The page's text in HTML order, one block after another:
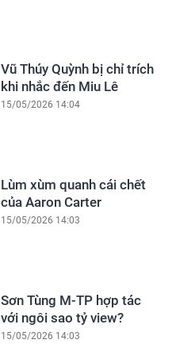
Vũ Thúy Quỳnh bị chỉ trích
khi nhắc đến Miu Lê
15/05/2026 14:04
Lùm xùm quanh cái chết
của Aaron Carter
15/05/2026 14:03
Sơn Tùng M-TP hợp tác
với ngôi sao tỷ view?
15/05/2026 14:03